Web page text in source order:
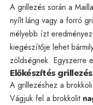
A grillezés során a
nyílt láng vagy a forró
mélyebb ízt
kiegészítője lehet
zöldségnek. Egyszerre
Előkészítés
A grillezéshez a
Vágjuk fel a brokkolit